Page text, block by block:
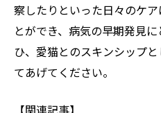
察したりといった日々のケ
とができ、病気の早期発見
ひ、愛猫とのスキンシップ
てあげてください。
【関連記事】